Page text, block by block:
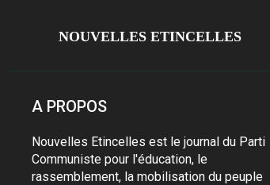
NOUVELLES ETINCELLES
A PROPOS
Nouvelles Etincelles est le journal du Parti
Communiste pour l'éducation, le
rassemblement, la mobilisation du peuple